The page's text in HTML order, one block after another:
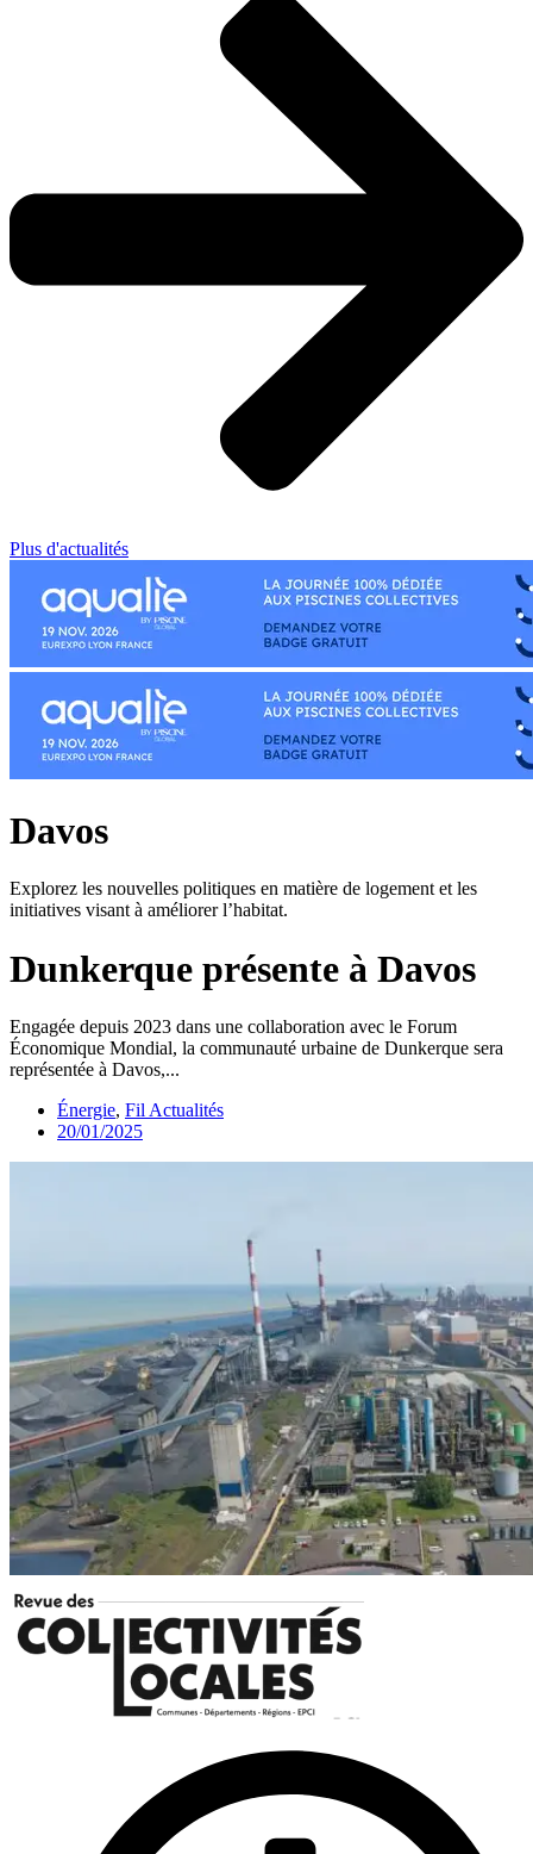
Plus d'actualités
Davos
Explorez les nouvelles politiques en matière de logement et les
initiatives visant à améliorer l’habitat.
Dunkerque présente à Davos
Engagée depuis 2023 dans une collaboration avec le Forum
Économique Mondial, la communauté urbaine de Dunkerque sera
représentée à Davos,...
Énergie, Fil Actualités
20/01/2025